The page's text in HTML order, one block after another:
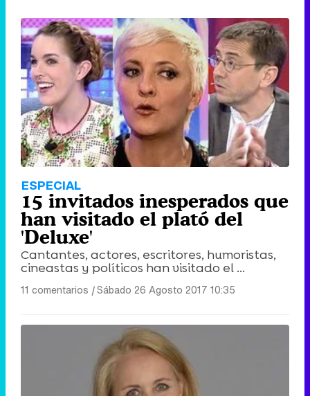
ESPECIAL
15 invitados inesperados que
han visitado el plató del
'Deluxe'
Cantantes, actores, escritores, humoristas,
cineastas y políticos han visitado el ...
11 comentarios |Sábado 26 Agosto 2017 10:35